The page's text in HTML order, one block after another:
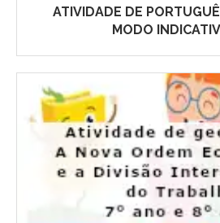
ATIVIDADE DE
MODO